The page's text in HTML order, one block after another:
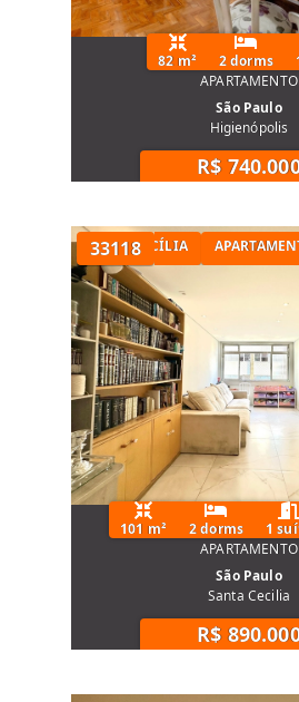
82 m² 2 dorms
APARTAMENTO
São Paulo
Higienópolis
R$
33118
NA SANTA CECÍLIA
101 m² 2 dorms 1
APARTAMENTO
São Paulo
Santa Cecilia
R$